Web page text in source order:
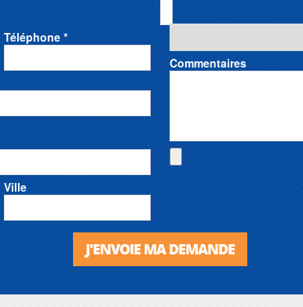
Téléphone *
Ville
Commentaires
J'ENVOIE MA DEMANDE